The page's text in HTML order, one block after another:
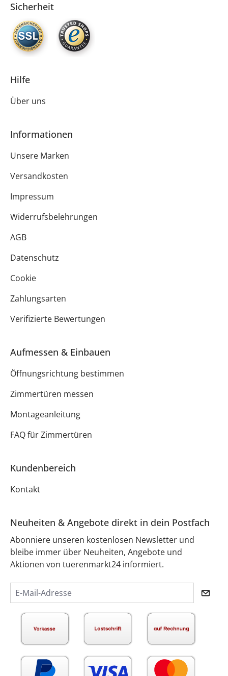
Sicherheit
Hilfe
Über uns
Informationen
Unsere Marken
Versandkosten
Impressum
Widerrufsbelehrungen
AGB
Datenschutz
Cookie
Zahlungsarten
Verifizierte Bewertungen
Aufmessen & Einbauen
Öffnungsrichtung bestimmen
Zimmertüren messen
Montageanleitung
FAQ für Zimmertüren
Kundenbereich
Kontakt
Neuheiten & Angebote direkt in dein Postfach
Abonniere unseren kostenlosen Newsletter und
bleibe immer über Neuheiten, Angebote und
Aktionen von tuerenmarkt24 informiert.